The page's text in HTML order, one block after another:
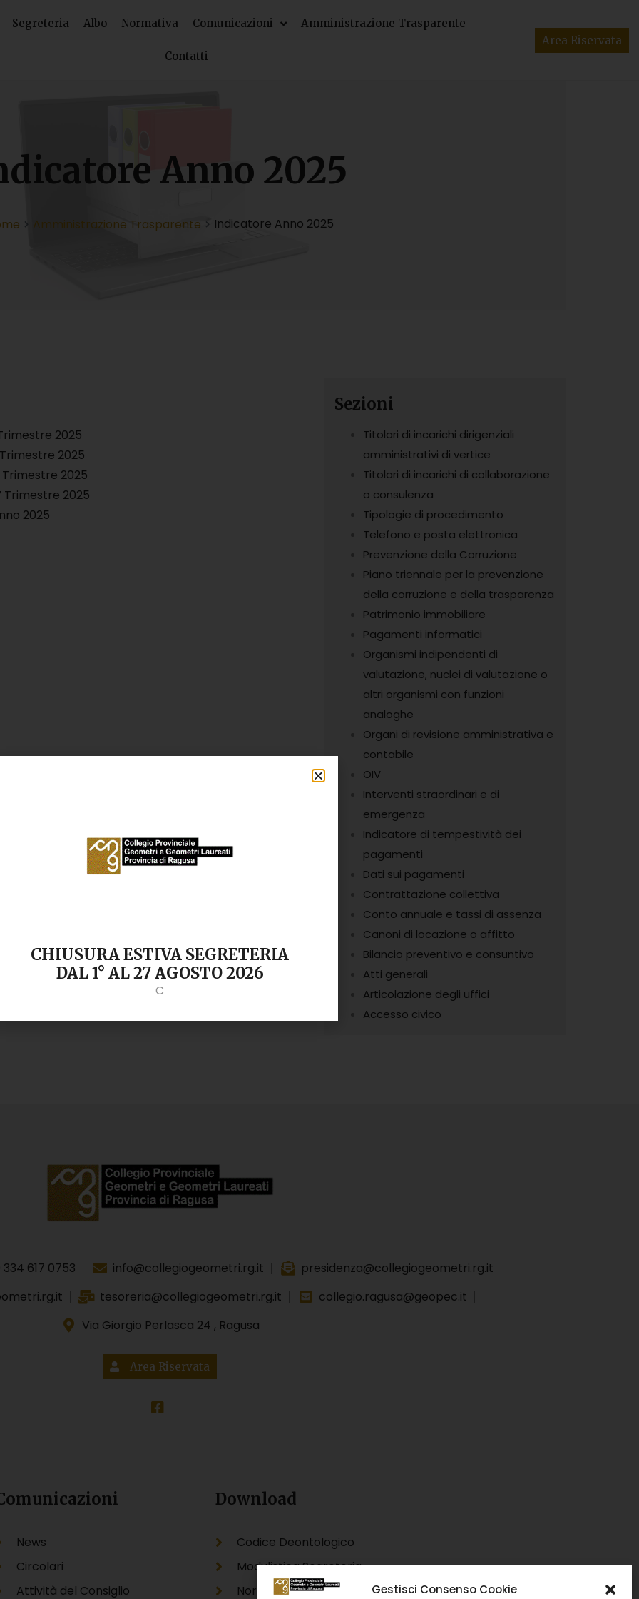
Gestisci Consenso Cookie
Segreteria Albo Normativa Comunicazioni Amministrazione Trasparente
Contatti
Area Riservata
Anno 2025
Amministrazione Trasparente Indicatore Anno 2025
2025
2025
2025
2025
2025
Sezioni
Titolari di incarichi dirigenziali
amministrativi di vertice
Titolari di incarichi di collaborazione
o consulenza
Tipologie di procedimento
Telefono e posta elettronica
Prevenzione della Corruzione
Piano triennale per la prevenzione
della corruzione e della trasparenza
Patrimonio immobiliare
Pagamenti informatici
Organismi indipendenti di
valutazione, nuclei di valutazione o
altri organismi con funzioni
analoghe
Organi di revisione amministrativa e
contabile
OIV
Interventi straordinari e di
emergenza
Indicatore di tempestività dei
pagamenti
Dati sui pagamenti
Contrattazione collettiva
Conto annuale e tassi di assenza
Canoni di locazione o affitto
Bilancio preventivo e consuntivo
Atti generali
Articolazione degli uffici
Accesso civico
334 617 0753 info@collegiogeometri.rg.it
presidenza@collegiogeometri.rg.it
tesoreria@collegiogeometri.rg.it
collegio.ragusa@geopec.it
Via Giorgio Perlasca 24 , Ragusa
Area Riservata
News
Circolari
Attività del Consiglio
Download
Codice Deontologico
Modulistica Segreteria
Normative
CHIUSURA ESTIVA SEGRETERIA
DAL 1° AL 27 AGOSTO 2026
C